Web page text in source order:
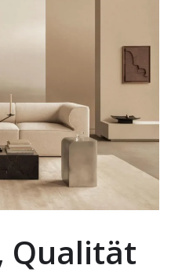
Qualität